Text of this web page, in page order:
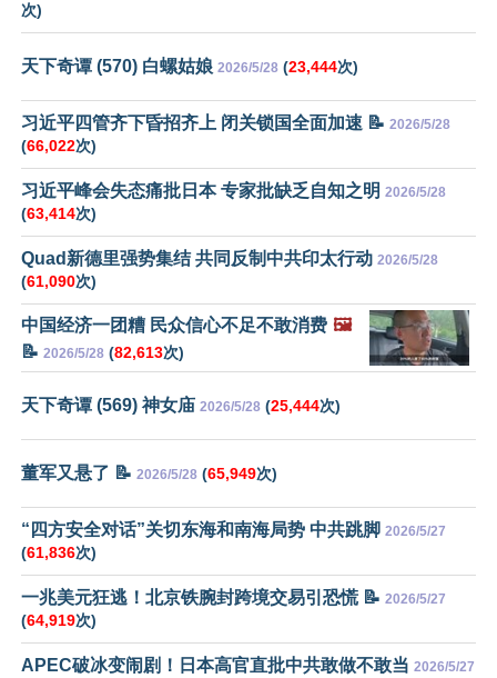
次)
天下奇谭 (570) 白螺姑娘 2026/5/28 (23,444次)
习近平四管齐下昏招齐上 闭关锁国全面加速 📝 2026/5/28
(66,022次)
习近平峰会失态痛批日本 专家批缺乏自知之明 2026/5/28
(63,414次)
Quad新德里强势集结 共同反制中共印太行动 2026/5/28
(61,090次)
中国经济一团糟 民众信心不足不敢消费 🖼️
📝 2026/5/28 (82,613次)
天下奇谭 (569) 神女庙 2026/5/28 (25,444次)
董军又悬了 📝 2026/5/28 (65,949次)
“四方安全对话”关切东海和南海局势 中共跳脚 2026/5/27
(61,836次)
一兆美元狂逃！北京铁腕封跨境交易引恐慌 📝 2026/5/27
(64,919次)
APEC破冰变闹剧！日本高官直批中共敢做不敢当 2026/5/27